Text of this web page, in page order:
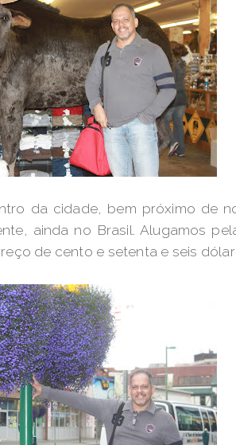
da cidade, bem próximo de
ainda no Brasil. Alugamos
de cento e setenta e seis